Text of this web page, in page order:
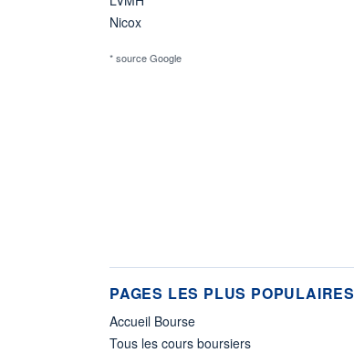
Nicox
* source Google
PAGES LES PLUS POPULAIRES
Accueil Bourse
Tous les cours boursiers